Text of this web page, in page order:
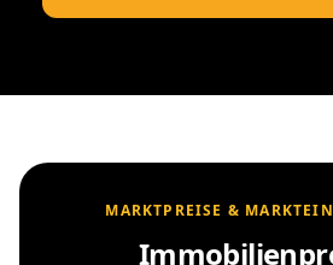
MARKTPREISE &